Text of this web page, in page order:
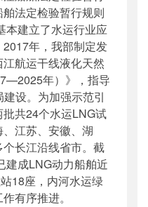
法定检验暂行规则
本建立了水运行业应
年，我部制定发
航运干线液化天然
年）》，指导
设。为加强示范引
共24个水运LNG试
江苏、安徽、湖
长江沿线省市。截
建成LNG动力船舶近
18座，内河水运绿
有序推进。